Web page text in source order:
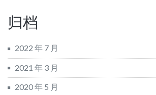
归档
2022 年 7 月
2021 年 3 月
2020 年 5 月